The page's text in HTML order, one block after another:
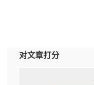
对文章打分